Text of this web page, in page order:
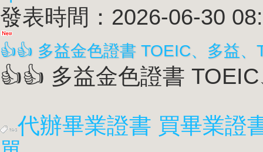
發表時間：2026-06-30
👍👍 多益金色證書
代辦畢業證書 買畢業證